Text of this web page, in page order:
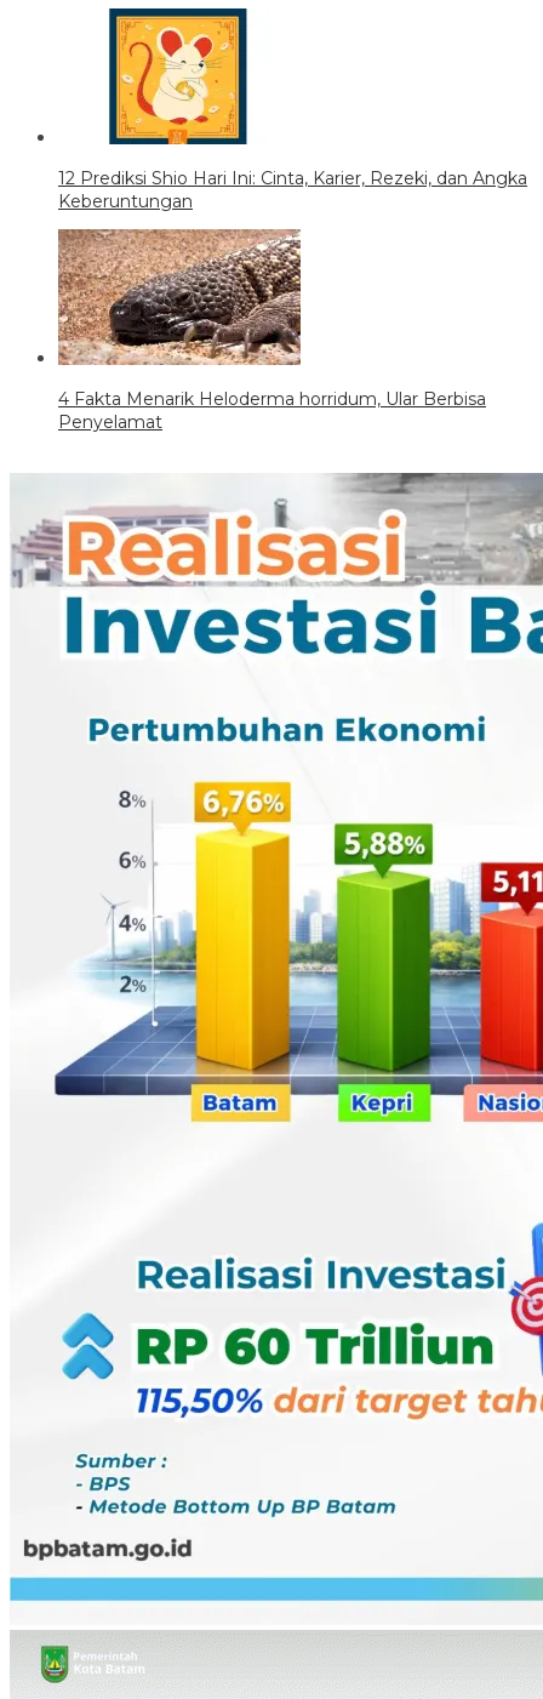
12 Prediksi Shio Hari Ini: Cinta, Karier, Rezeki, dan Angka
Keberuntungan
4 Fakta Menarik Heloderma horridum, Ular Berbisa
Penyelamat